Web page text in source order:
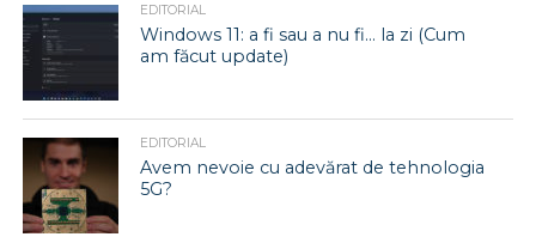
EDITORIAL
Windows 11: a fi sau a nu fi… la zi (Cum
am făcut update)
EDITORIAL
Avem nevoie cu adevărat de tehnologia
5G?